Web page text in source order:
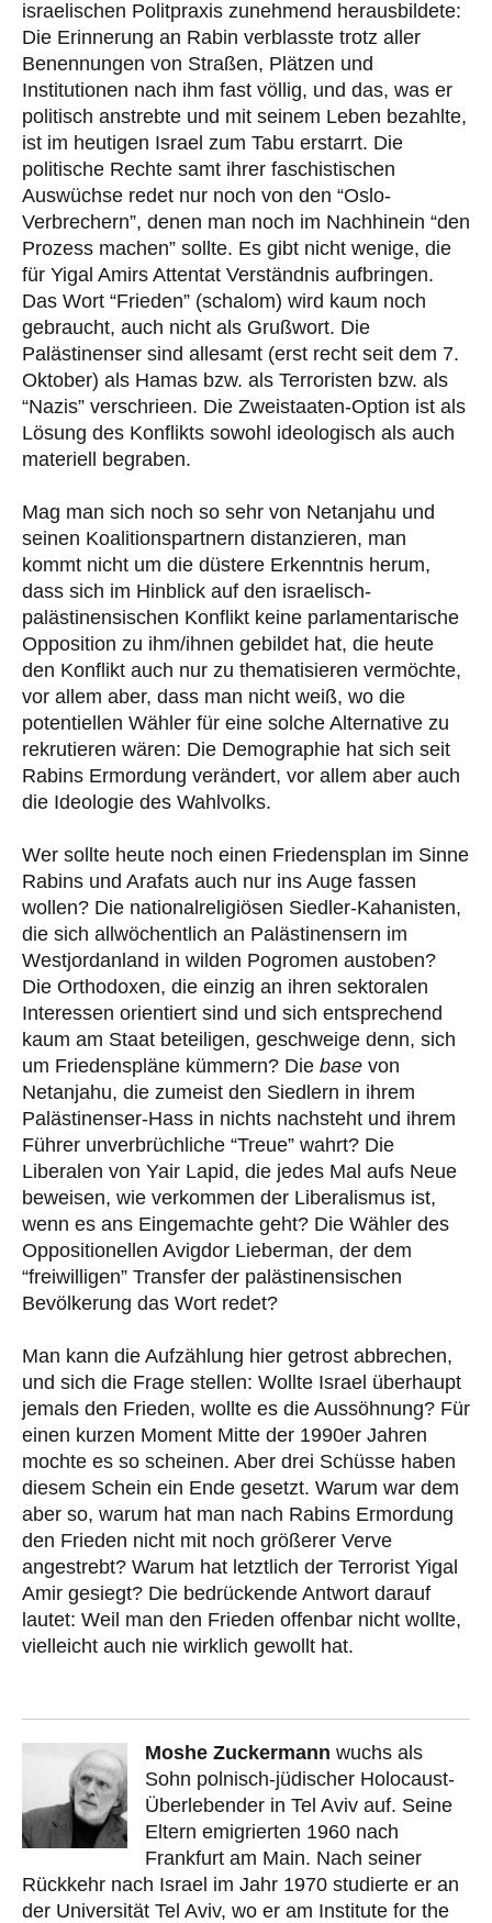
israelischen Politpraxis zunehmend herausbildete:
Die Erinnerung an Rabin verblasste trotz aller
Benennungen von Straßen, Plätzen und
Institutionen nach ihm fast völlig, und das, was er
politisch anstrebte und mit seinem Leben bezahlte,
ist im heutigen Israel zum Tabu erstarrt. Die
politische Rechte samt ihrer faschistischen
Auswüchse redet nur noch von den “Oslo-
Verbrechern”, denen man noch im Nachhinein “den
Prozess machen” sollte. Es gibt nicht wenige, die
für Yigal Amirs Attentat Verständnis aufbringen.
Das Wort “Frieden” (schalom) wird kaum noch
gebraucht, auch nicht als Grußwort. Die
Palästinenser sind allesamt (erst recht seit dem 7.
Oktober) als Hamas bzw. als Terroristen bzw. als
“Nazis” verschrieen. Die Zweistaaten-Option ist als
Lösung des Konflikts sowohl ideologisch als auch
materiell begraben.
Mag man sich noch so sehr von Netanjahu und
seinen Koalitionspartnern distanzieren, man
kommt nicht um die düstere Erkenntnis herum,
dass sich im Hinblick auf den israelisch-
palästinensischen Konflikt keine parlamentarische
Opposition zu ihm/ihnen gebildet hat, die heute
den Konflikt auch nur zu thematisieren vermöchte,
vor allem aber, dass man nicht weiß, wo die
potentiellen Wähler für eine solche Alternative zu
rekrutieren wären: Die Demographie hat sich seit
Rabins Ermordung verändert, vor allem aber auch
die Ideologie des Wahlvolks.
Wer sollte heute noch einen Friedensplan im Sinne
Rabins und Arafats auch nur ins Auge fassen
wollen? Die nationalreligiösen Siedler-Kahanisten,
die sich allwöchentlich an Palästinensern im
Westjordanland in wilden Pogromen austoben?
Die Orthodoxen, die einzig an ihren sektoralen
Interessen orientiert sind und sich entsprechend
kaum am Staat beteiligen, geschweige denn, sich
um Friedenspläne kümmern? Die base von
Netanjahu, die zumeist den Siedlern in ihrem
Palästinenser-Hass in nichts nachsteht und ihrem
Führer unverbrüchliche “Treue” wahrt? Die
Liberalen von Yair Lapid, die jedes Mal aufs Neue
beweisen, wie verkommen der Liberalismus ist,
wenn es ans Eingemachte geht? Die Wähler des
Oppositionellen Avigdor Lieberman, der dem
“freiwilligen” Transfer der palästinensischen
Bevölkerung das Wort redet?
Man kann die Aufzählung hier getrost abbrechen,
und sich die Frage stellen: Wollte Israel überhaupt
jemals den Frieden, wollte es die Aussöhnung? Für
einen kurzen Moment Mitte der 1990er Jahren
mochte es so scheinen. Aber drei Schüsse haben
diesem Schein ein Ende gesetzt. Warum war dem
aber so, warum hat man nach Rabins Ermordung
den Frieden nicht mit noch größerer Verve
angestrebt? Warum hat letztlich der Terrorist Yigal
Amir gesiegt? Die bedrückende Antwort darauf
lautet: Weil man den Frieden offenbar nicht wollte,
vielleicht auch nie wirklich gewollt hat.
Moshe Zuckermann wuchs als
Sohn polnisch-jüdischer Holocaust-
Überlebender in Tel Aviv auf. Seine
Eltern emigrierten 1960 nach
Frankfurt am Main. Nach seiner
Rückkehr nach Israel im Jahr 1970 studierte er an
der Universität Tel Aviv, wo er am Institute for the